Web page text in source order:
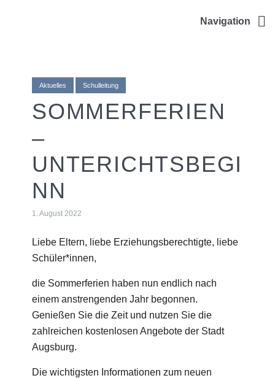
Navigation
Aktuelles Schulleitung
SOMMERFERIEN
–
UNTERICHTSBEGI
NN
1. August 2022
Liebe Eltern, liebe Erziehungsberechtigte, liebe
Schüler*innen,
die Sommerferien haben nun endlich nach
einem anstrengenden Jahr begonnen.
Genießen Sie die Zeit und nutzen Sie die
zahlreichen kostenlosen Angebote der Stadt
Augsburg.
Die wichtigsten Informationen zum neuen